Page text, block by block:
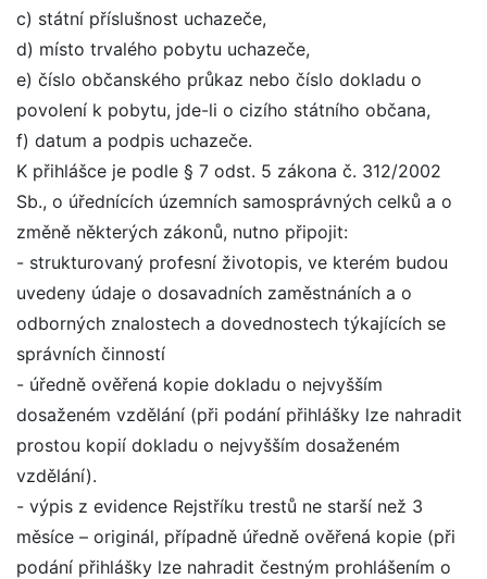
c) státní příslušnost uchazeče,
d) místo trvalého pobytu uchazeče,
e) číslo občanského průkaz nebo číslo dokladu o
povolení k pobytu, jde-li o cizího státního občana,
f) datum a podpis uchazeče.
K přihlášce je podle § 7 odst. 5 zákona č. 312/2002
Sb., o úřednících územních samosprávných celků a o
změně některých zákonů, nutno připojit:
- strukturovaný profesní životopis, ve kterém budou
uvedeny údaje o dosavadních zaměstnáních a o
odborných znalostech a dovednostech týkajících se
správních činností
- úředně ověřená kopie dokladu o nejvyšším
dosaženém vzdělání (při podání přihlášky lze nahradit
prostou kopií dokladu o nejvyšším dosaženém
vzdělání).
- výpis z evidence Rejstříku trestů ne starší než 3
měsíce – originál, případně úředně ověřená kopie (při
podání přihlášky lze nahradit čestným prohlášením o